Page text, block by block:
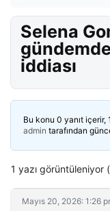
Selena
iddiası
Bu konu 0 yanıt içerir,
admin tarafından
1 yazı görüntüleniyor
Mayıs 20, 2026: 1:26